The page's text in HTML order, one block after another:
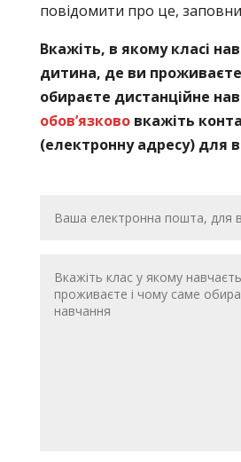
повідомити про це,
Вкажіть, в якому класі
дитина, де ви
обираєте дистанційне
обов’язкововкажіть
(електронну адресу) для